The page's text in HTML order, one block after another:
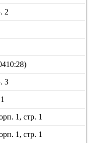
2
3
1, стр. 1
1, стр. 1